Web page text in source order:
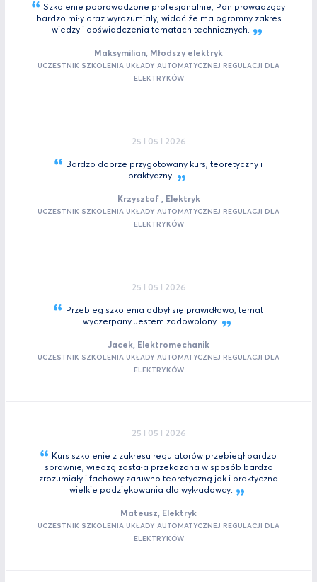
Szkolenie poprowadzone profesjonalnie, Pan prowadzący
bardzo miły oraz wyrozumiały, widać że ma ogromny zakres
wiedzy i doświadczenia tematachtechnicznych.
Maksymilian, Młodszy elektryk
UCZESTNIK SZKOLENIA UKŁADY AUTOMATYCZNEJ REGULACJI DLA
ELEKTRYKÓW
25 I 05 I 2026
Bardzo dobrze przygotowany kurs, teoretyczny i
praktyczny.
Krzysztof , Elektryk
UCZESTNIK SZKOLENIA UKŁADY AUTOMATYCZNEJ REGULACJI DLA
ELEKTRYKÓW
25 I 05 I 2026
Przebieg szkolenia odbył się prawidłowo, temat
wyczerpany.Jestem zadowolony.
Jacek, Elektromechanik
UCZESTNIK SZKOLENIA UKŁADY AUTOMATYCZNEJ REGULACJI DLA
ELEKTRYKÓW
25 I 05 I 2026
Kurs szkolenie z zakresu regulatorów przebiegł bardzo
sprawnie, wiedzą została przekazana w sposób bardzo
zrozumiały i fachowy zaruwno teoretyczną jak i praktyczna
wielkie podziękowania dla wykładowcy.
Mateusz, Elektryk
UCZESTNIK SZKOLENIA UKŁADY AUTOMATYCZNEJ REGULACJI DLA
ELEKTRYKÓW